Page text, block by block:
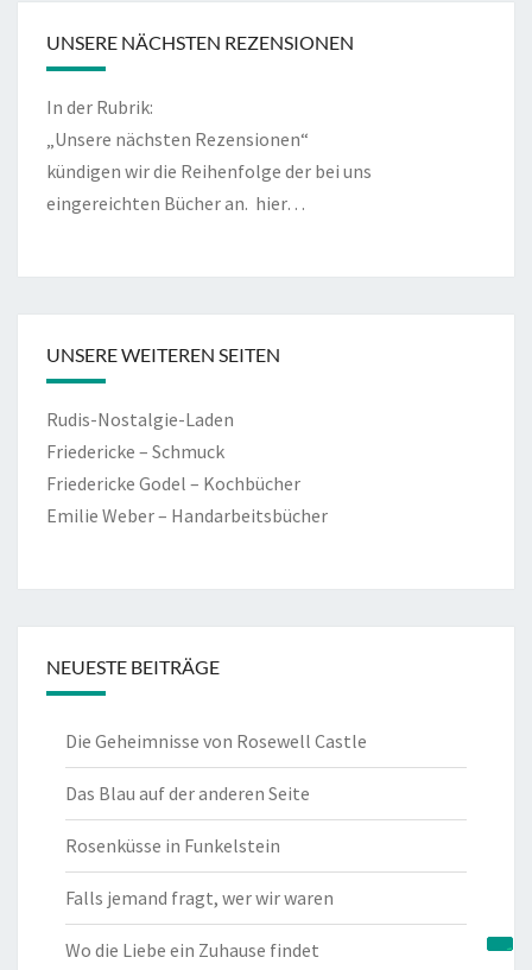
UNSERE NÄCHSTEN REZENSIONEN
In der Rubrik:
„Unsere nächsten Rezensionen“
kündigen wir die Reihenfolge der bei uns
eingereichten Bücher an. hier…
UNSERE WEITEREN SEITEN
Rudis-Nostalgie-Laden
Friedericke – Schmuck
Friedericke Godel – Kochbücher
Emilie Weber – Handarbeitsbücher
NEUESTE BEITRÄGE
Die Geheimnisse von Rosewell Castle
Das Blau auf der anderen Seite
Rosenküsse in Funkelstein
Falls jemand fragt, wer wir waren
Wo die Liebe ein Zuhause findet